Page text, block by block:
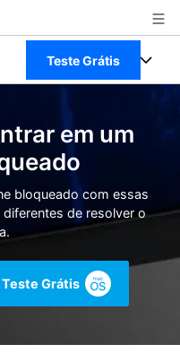
Teste Grátis
em um
bloqueado com essas
de resolver o
Teste Grátis